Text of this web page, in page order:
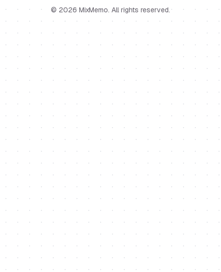
© 2026 MixMemo. All rights reserved.